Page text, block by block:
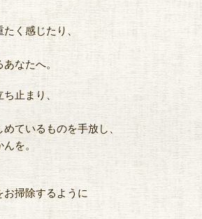
く感じたり、
なたへ。
止まり、
ているものを手放し、
を。
掃除するように